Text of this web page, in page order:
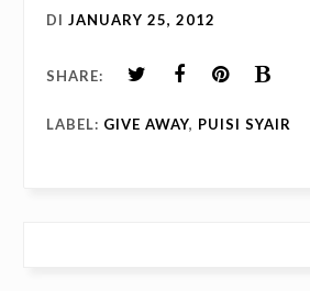
DI JANUARY 25, 2012
SHARE:
LABEL: GIVE AWAY, PUISI SYAIR